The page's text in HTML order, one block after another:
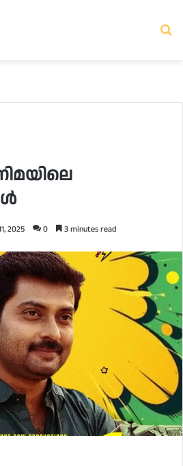
2025 0 3 minutes read